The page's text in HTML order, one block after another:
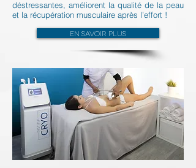
déstressantes, améliorent la qualité de la peau
et la récupération musculaire après l’effort !
En savoir plus